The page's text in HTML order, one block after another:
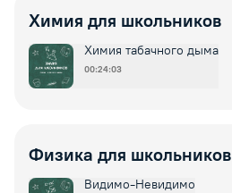
Химия для школьников
Химия табачного дыма
00:24:03
Физика для школьников
Видимо-Невидимо